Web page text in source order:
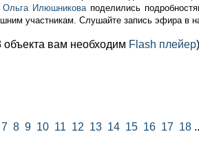
Ольга Илюшникова поделились
участникам. Слушайте запись эфира в
вам необходим Flash плейер)
7 8 9 10 11 12 13 14 15 16 17 18